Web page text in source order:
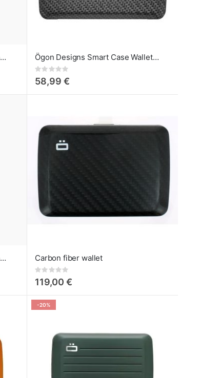
The Slider: Portatarjetas Automático de Crédito Sequoia Ögon Designs Smart Case Wallet Cartera Grande Carbon
Rating:
58,99 €
The Slider: Portatarjetas Automático de Crédito Opium Black Carbon fiber wallet
Rating:
119,00 €
-20%